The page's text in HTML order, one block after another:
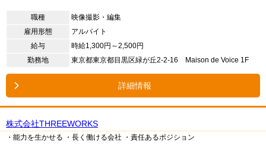
職種
映像撮影・編集
雇用形態
アルバイト
給与
時給1,300円～2,500円
勤務地
東京都東京都目黒区緑が丘2-2-16 Maison de Voice 1F
詳細情報
株式会社THREEWORKS
・能力を生かせる ・長く働ける会社 ・責任あるポジション